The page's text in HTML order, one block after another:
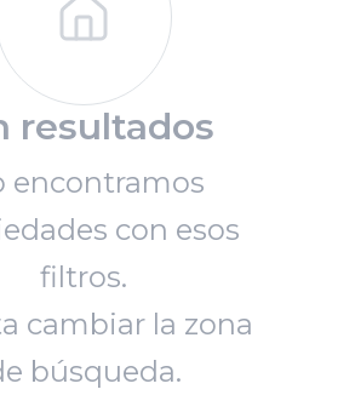
resultados
encontramos
con esos
filtros.
cambiar la zona
búsqueda.